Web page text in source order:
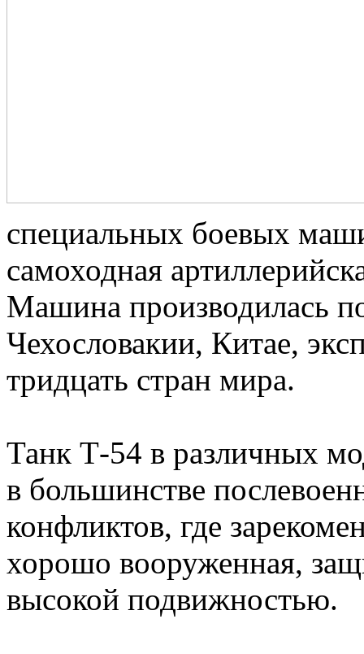
специальных боевых
самоходная
Машина производилась
Чехословакии, Китае,
тридцать стран мира.
Танк Т-54 в различных
в большинстве
конфликтов, где
хорошо вооруженная,
высокой подвижностью.